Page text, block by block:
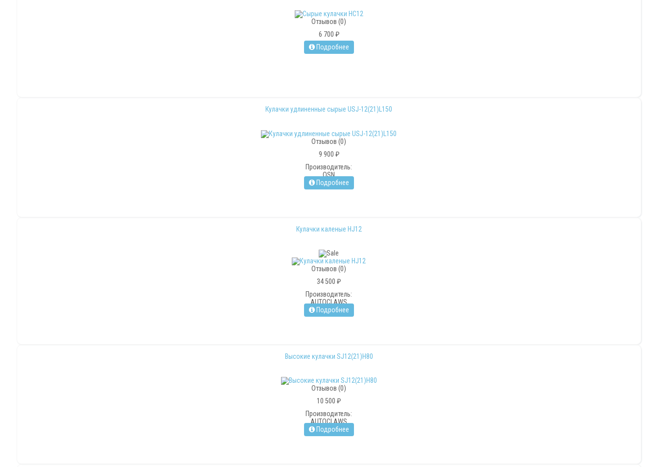
Отзывов (0)
6 700 ₽
Подробнее
Кулачки удлиненные сырые USJ-12(21)L150
Отзывов (0)
9 900 ₽
Производитель:
OSN
Подробнее
Кулачки каленые HJ12
Отзывов (0)
34 500 ₽
Производитель:
AUTOCLAWS
Подробнее
Высокие кулачки SJ12(21)H80
Отзывов (0)
10 500 ₽
Производитель:
AUTOCLAWS
Подробнее